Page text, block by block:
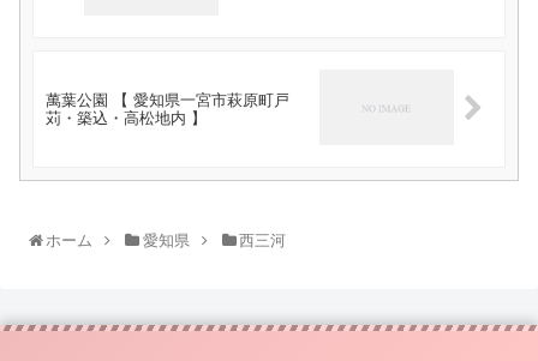
萬葉公園 【 愛知県一宮市萩原町戸
苅・築込・高松地内 】
ホーム 愛知県 西三河